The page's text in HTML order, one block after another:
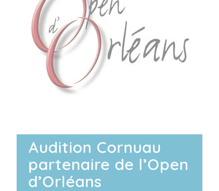
Audition Cornuau
partenaire de l’Open
d’Orléans